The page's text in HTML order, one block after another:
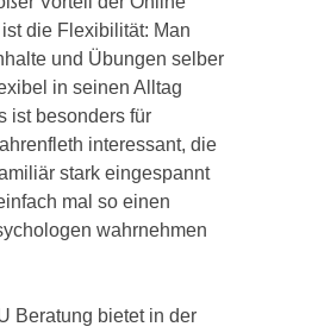
die Flexibilität: Man
und Übungen selber
in seinen Alltag
ist besonders für
interessant, die
stark eingespannt
mal so einen
wahrnehmen
Beratung bietet in der